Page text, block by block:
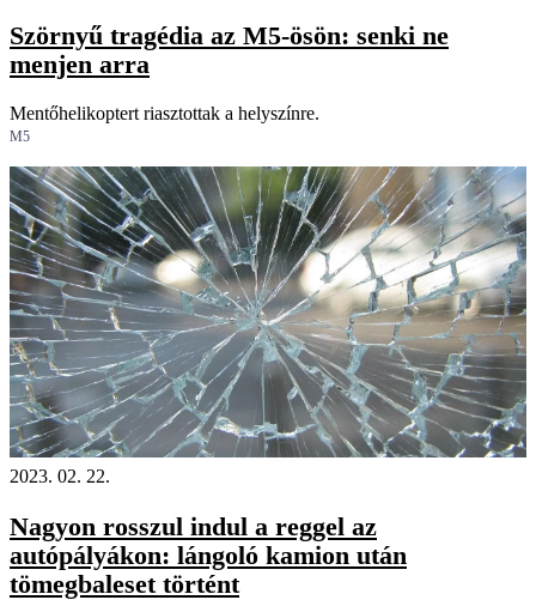
Szörnyű tragédia az M5-ösön: senki ne
menjen arra
Mentőhelikoptert riasztottak a helyszínre.
M5
2023. 02. 22.
Nagyon rosszul indul a reggel az
autópályákon: lángoló kamion után
tömegbaleset történt